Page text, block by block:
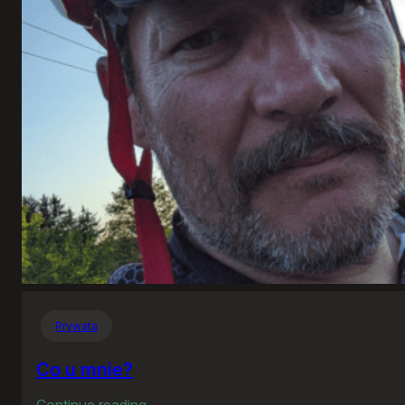
Prywata
Co u mnie?